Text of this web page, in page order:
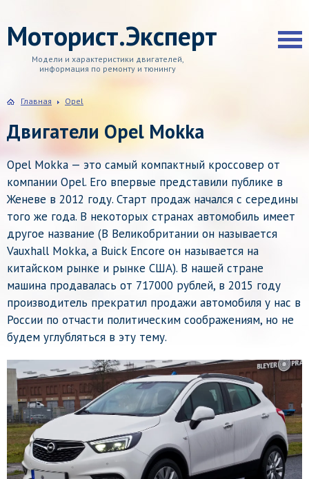
Моторист.Эксперт
Модели и характеристики двигателей,
информация по ремонту и тюнингу
Главная Opel
Двигатели Opel Mokka
Opel Mokka — это самый компактный кроссовер от
компании Opel. Его впервые представили публике в
Женеве в 2012 году. Старт продаж начался с середины
того же года. В некоторых странах автомобиль имеет
другое название (В Великобритании он называется
Vauxhall Mokka, а Buick Encore он называется на
китайском рынке и рынке США). В нашей стране
машина продавалась от 717000 рублей, в 2015 году
производитель прекратил продажи автомобиля у нас в
России по отчасти политическим соображениям, но не
будем углубляться в эту тему.